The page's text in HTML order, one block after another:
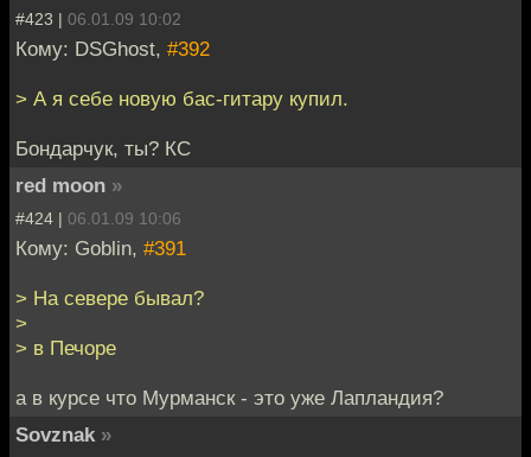
#423 | 06.01.09 10:02
Кому: DSGhost, #392
> А я себе новую бас-гитару купил.
Бондарчук, ты? КС
red moon »
#424 | 06.01.09 10:06
Кому: Goblin, #391
> На севере бывал?
>
> в Печоре
а в курсе что Мурманск - это уже Лапландия?
Sovznak »